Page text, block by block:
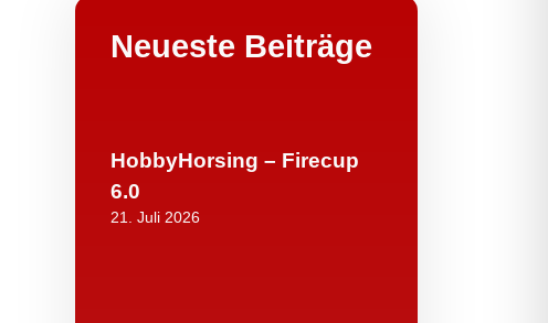
Neueste Beiträge
HobbyHorsing – Firecup
6.0
21. Juli 2026